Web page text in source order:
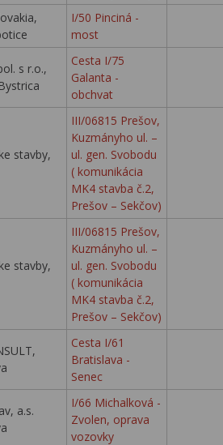
I/50 Pinciná -
most
s r.o.,
Cesta I/75
Galanta -
obchvat
stavby,
III/06815 Prešov,
Kuzmányho ul. –
ul. gen. Svobodu
( komunikácia
MK4 stavba č.2,
Prešov – Sekčov)
stavby,
III/06815 Prešov,
Kuzmányho ul. –
ul. gen. Svobodu
( komunikácia
MK4 stavba č.2,
Prešov – Sekčov)
Cesta I/61
Bratislava -
Senec
a.s.
I/66 Michalková -
Zvolen, oprava
vozovky